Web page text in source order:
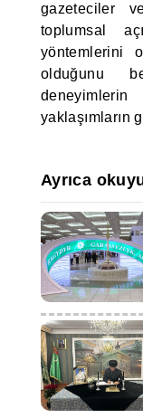
gazeteciler
toplumsal
yöntemlerini
olduğunu
yaklaşımların
Ayrıca